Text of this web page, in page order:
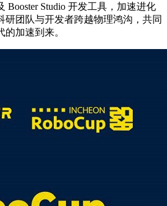
Booster Studio 开发工具，加速进化
研团队与开发者跨越物理鸿沟，共同
加速到来。